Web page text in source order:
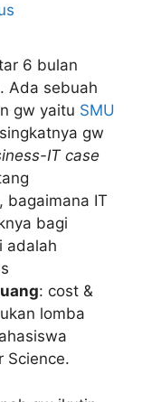
6 bulan
Ada sebuah
gw yaitu SMU
gw
IT case
bagaimana IT
bagi
adalah
uang: cost &
lomba
Science.